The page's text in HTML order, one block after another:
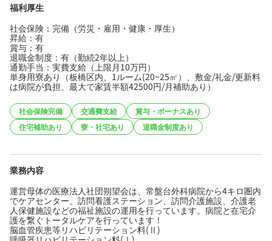
福利厚生
社会保険：完備（労災・雇用・健康・厚生）
昇給：有
賞与：有
退職金制度：有（勤続2年以上）
通勤手当：実費支給（上限月10万円）
単身用寮あり（板橋区内、1ルーム(20~25㎡）、敷金/礼金/更新料
は病院が負担、最大で家賃半額42500円/月補助あり）
社会保険完備 交通費支給
賞与・ボーナスあり
住宅補助あり
寮・社宅あり 退職金制度あり
業務内容
運営母体の医療法人社団朔望会は、常盤台外科病院から4キロ圏内
でケアセンター、訪問看護ステーション、訪問介護施設、介護老
人保健施設などの福祉施設の運用を行っています。病院と在宅介
護を繋ぐトータルケアを行っています！
脳血管疾患等リハビリテーション料(Ⅱ)